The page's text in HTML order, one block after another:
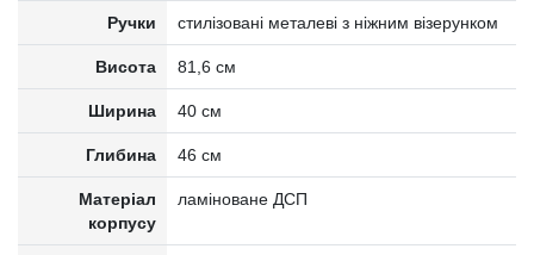
Ручки стилізовані металеві з ніжним візерунком
Висота 81,6 см
Ширина 40 см
Глибина 46 см
Матеріал
корпусу
ламіноване ДСП